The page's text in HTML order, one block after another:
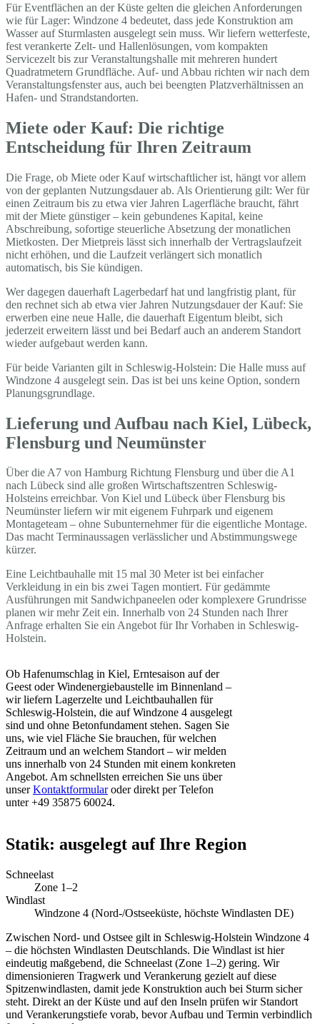
Für Eventflächen an der Küste gelten die gleichen Anforderungen
wie für Lager: Windzone 4 bedeutet, dass jede Konstruktion am
Wasser auf Sturmlasten ausgelegt sein muss. Wir liefern wetterfeste,
fest verankerte Zelt- und Hallenlösungen, vom kompakten
Servicezelt bis zur Veranstaltungshalle mit mehreren hundert
Quadratmetern Grundfläche. Auf- und Abbau richten wir nach dem
Veranstaltungsfenster aus, auch bei beengten Platzverhältnissen an
Hafen- und Strandstandorten.
Miete oder Kauf: Die richtige
Entscheidung für Ihren Zeitraum
Die Frage, ob Miete oder Kauf wirtschaftlicher ist, hängt vor allem
von der geplanten Nutzungsdauer ab. Als Orientierung gilt: Wer für
einen Zeitraum bis zu etwa vier Jahren Lagerfläche braucht, fährt
mit der Miete günstiger – kein gebundenes Kapital, keine
Abschreibung, sofortige steuerliche Absetzung der monatlichen
Mietkosten. Der Mietpreis lässt sich innerhalb der Vertragslaufzeit
nicht erhöhen, und die Laufzeit verlängert sich monatlich
automatisch, bis Sie kündigen.
Wer dagegen dauerhaft Lagerbedarf hat und langfristig plant, für
den rechnet sich ab etwa vier Jahren Nutzungsdauer der Kauf: Sie
erwerben eine neue Halle, die dauerhaft Eigentum bleibt, sich
jederzeit erweitern lässt und bei Bedarf auch an anderem Standort
wieder aufgebaut werden kann.
Für beide Varianten gilt in Schleswig-Holstein: Die Halle muss auf
Windzone 4 ausgelegt sein. Das ist bei uns keine Option, sondern
Planungsgrundlage.
Lieferung und Aufbau nach Kiel, Lübeck,
Flensburg und Neumünster
Über die A7 von Hamburg Richtung Flensburg und über die A1
nach Lübeck sind alle großen Wirtschaftszentren Schleswig-
Holsteins erreichbar. Von Kiel und Lübeck über Flensburg bis
Neumünster liefern wir mit eigenem Fuhrpark und eigenem
Montageteam – ohne Subunternehmer für die eigentliche Montage.
Das macht Terminaussagen verlässlicher und Abstimmungswege
kürzer.
Eine Leichtbauhalle mit 15 mal 30 Meter ist bei einfacher
Verkleidung in ein bis zwei Tagen montiert. Für gedämmte
Ausführungen mit Sandwichpaneelen oder komplexere Grundrisse
planen wir mehr Zeit ein. Innerhalb von 24 Stunden nach Ihrer
Anfrage erhalten Sie ein Angebot für Ihr Vorhaben in Schleswig-
Holstein.
Ob Hafenumschlag in Kiel, Erntesaison auf der
Geest oder Windenergiebaustelle im Binnenland –
wir liefern Lagerzelte und Leichtbauhallen für
Schleswig-Holstein, die auf Windzone 4 ausgelegt
sind und ohne Betonfundament stehen. Sagen Sie
uns, wie viel Fläche Sie brauchen, für welchen
Zeitraum und an welchem Standort – wir melden
uns innerhalb von 24 Stunden mit einem konkreten
Angebot. Am schnellsten erreichen Sie uns über
unserKontaktformularoder direkt per Telefon
unter +49 35875 60024.
Statik: ausgelegt auf Ihre Region
Schneelast
Zone 1–2
Windlast
Windzone 4 (Nord-/Ostseeküste, höchste Windlasten DE)
Zwischen Nord- und Ostsee gilt in Schleswig-Holstein Windzone 4
– die höchsten Windlasten Deutschlands. Die Windlast ist hier
eindeutig maßgebend, die Schneelast (Zone 1–2) gering. Wir
dimensionieren Tragwerk und Verankerung gezielt auf diese
Spitzenwindlasten, damit jede Konstruktion auch bei Sturm sicher
steht. Direkt an der Küste und auf den Inseln prüfen wir Standort
und Verankerungstiefe vorab, bevor Aufbau und Termin verbindlich